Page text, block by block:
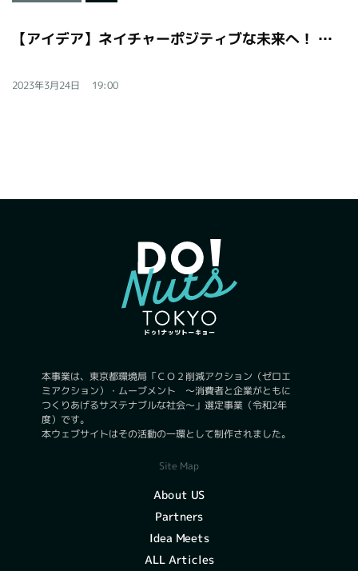
【アイデア】ネイチャーポジティブな未来へ！ 生物多様性の世界目標に東京から挑む
2023年3月24日 19:00
Site Map
About US
Partners
Idea Meets
ALL Articles
本事業は、東京都環境局「ＣＯ２削減アクション（ゼロエ
ミアクション）・ムーブメント ～消費者と企業がともに
つくりあげるサステナブルな社会～」選定事業（令和2年
度）です。
本ウェブサイトはその活動の一環として制作されました。